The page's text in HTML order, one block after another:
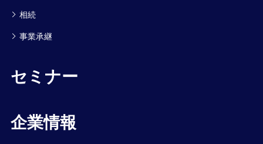
相続
事業承継
セミナー
企業情報